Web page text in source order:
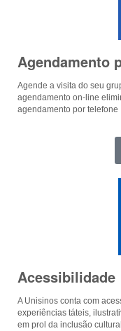
Agendamento
Agende a visita do seu
agendamento on-line
agendamento por telefone
Acessibilidade
A Unisinos conta com
experiências táteis,
em prol da inclusão